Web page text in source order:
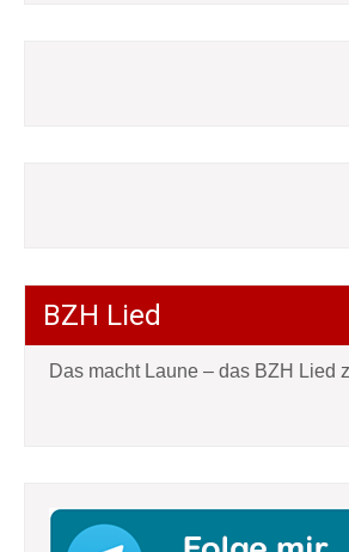
BZH Lied
Das macht Laune – das BZH Lied